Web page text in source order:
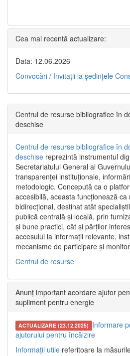
Cea mai recentă actualizare:
Data: 12.06.2026
Convocări / Invitaţii la şedinţele
Centrul de resurse bibliografice în
deschise
Centrul de resurse bibliografice în
deschise reprezintă instrumentul
Secretariatului General al
transparenței instituționale,
metodologic. Concepută ca o
accesibilă, aceasta funcționează
bidirecțional, destinat atât
publică centrală și locală, prin
și bune practici, cât și părților
accesului la informații relevante,
mecanisme de participare și
Centrul de resurse
Anunț important acordare ajutor
supliment pentru energie
ACTUALIZARE (23.12.2025) Informare
ajutorului pentru încălzire
Informații utile referitoare la